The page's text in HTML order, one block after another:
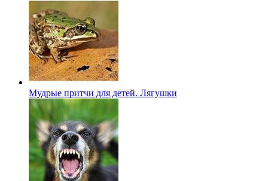
Мудрые притчи для детей. Лягушки